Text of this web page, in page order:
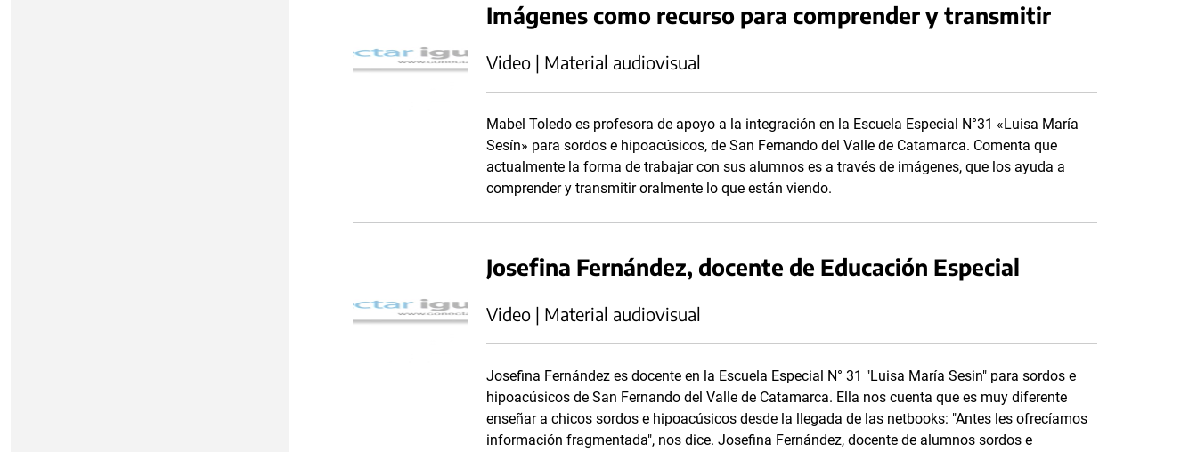
Imágenes como recurso para comprender y transmitir
Video | Material audiovisual
Mabel Toledo es profesora de apoyo a la integración en la Escuela Especial N°31 «Luisa María
Sesín» para sordos e hipoacúsicos, de San Fernando del Valle de Catamarca. Comenta que
actualmente la forma de trabajar con sus alumnos es a través de imágenes, que los ayuda a
comprender y transmitir oralmente lo que están viendo.
Josefina Fernández, docente de Educación Especial
Video | Material audiovisual
Josefina Fernández es docente en la Escuela Especial N° 31 "Luisa María Sesin" para sordos e
hipoacúsicos de San Fernando del Valle de Catamarca. Ella nos cuenta que es muy diferente
enseñar a chicos sordos e hipoacúsicos desde la llegada de las netbooks: "Antes les ofrecíamos
información fragmentada", nos dice. Josefina Fernández, docente de alumnos sordos e